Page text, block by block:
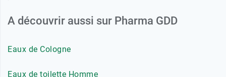
A découvrir aussi sur Pharma GDD
Eaux de Cologne
Eaux de toilette Homme